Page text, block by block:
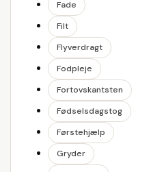
Fade
Filt
Flyverdragt
Fodpleje
Fortovskantsten
Fødselsdagstog
Førstehjælp
Gryder